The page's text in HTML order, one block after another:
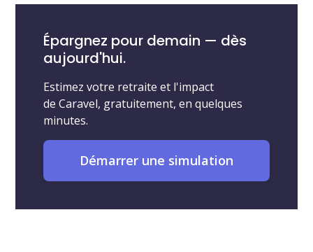
Épargnez pour demain — dès
aujourd'hui.
Estimez votre retraite et l'impact
de Caravel, gratuitement, en quelques
minutes.
Démarrer une simulation